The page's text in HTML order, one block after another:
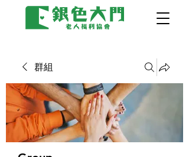
群組